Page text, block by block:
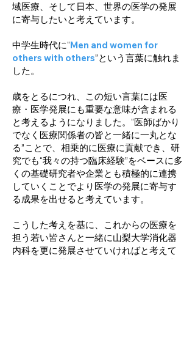
域医療、そして日本、世界の医学の発展
に寄与したいと考えています。
中学生時代に“Men and women for
others with others”という言葉に触れま
した。
歳をとるにつれ、この短い言葉には医
療・医学発展にも重要な意味が含まれる
と考えるようになりました。“医師ばかり
でなく医療関係者の皆と一緒に一丸とな
る”ことで、相乗的に医療に貢献でき、研
究でも“我々の持つ臨床経験”をベースに多
くの基礎研究者や企業とも積極的に連携
していくことでより医学の発展に寄与す
る成果を出せると考えています。
こうした考えを基に、これからの医療を
担う若い皆さんと一緒に山梨大学消化器
内科を更に発展させていければと考えて
おります。若い先生には是非お気軽に山